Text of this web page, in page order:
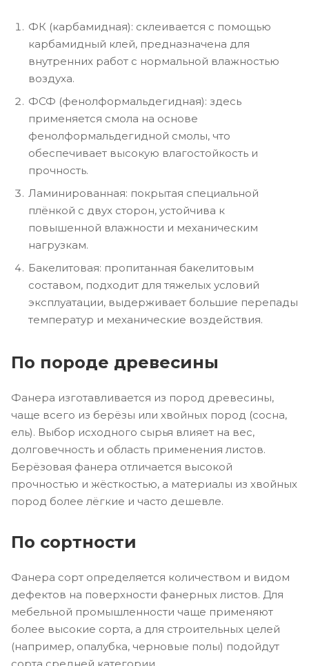
ФК (карбамидная): склеивается с помощью
карбамидный клей, предназначена для
внутренних работ с нормальной влажностью
воздуха.
ФСФ (фенолформальдегидная): здесь
применяется смола на основе
фенолформальдегидной смолы, что
обеспечивает высокую влагостойкость и
прочность.
Ламинированная: покрытая специальной
плёнкой с двух сторон, устойчива к
повышенной влажности и механическим
нагрузкам.
Бакелитовая: пропитанная бакелитовым
составом, подходит для тяжелых условий
эксплуатации, выдерживает большие перепады
температур и механические воздействия.
По породе древесины
Фанера изготавливается из пород древесины,
чаще всего из берёзы или хвойных пород (сосна,
ель). Выбор исходного сырья влияет на вес,
долговечность и область применения листов.
Берёзовая фанера отличается высокой
прочностью и жёсткостью, а материалы из хвойных
пород более лёгкие и часто дешевле.
По сортности
Фанера сорт определяется количеством и видом
дефектов на поверхности фанерных листов. Для
мебельной промышленности чаще применяют
более высокие сорта, а для строительных целей
(например, опалубка, черновые полы) подойдут